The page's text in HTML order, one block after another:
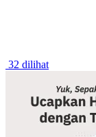
32 dilihat